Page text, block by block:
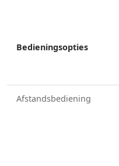
Bedieningsopties
Afstandsbediening